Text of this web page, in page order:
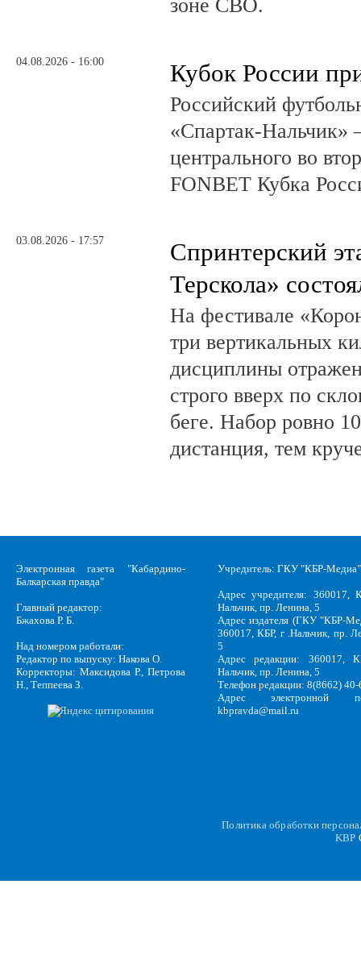
зоне СВО.
04.08.2026 - 16:00 Кубок России
Российский
«Спартак-Нальчик»
центрального во
FONBET Кубка
03.08.2026 - 17:57
Спринтерский
Терскола»
На фестивале
три вертикальных
дисциплины
строго вверх по
беге. Набор ровно
дистанция, тем
Электронная газета "Кабардино-
Балкарская правда"
Главный редактор:
Бжахова Р. Б.
Над номером работали:
Редактор по выпуску: Накова О.
Корректоры: Максидова Р., Петрова
Н., Теппеева З.
Учредитель: ГКУ "КБР-Медиа"
Адрес учредителя: 360017,
Нальчик, пр. Ленина, 5
Адрес издателя (ГКУ "КБР-
360017, КБР, г .Нальчик, пр.
5
Адрес редакции: 360017,
Нальчик, пр. Ленина, 5
Телефон редакции: 8(8662)
Адрес электронной
kbpravda@mail.ru
Политика обработки
KBP